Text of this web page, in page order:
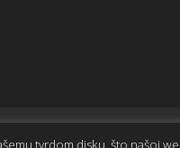
tvrdom disku, što našoj